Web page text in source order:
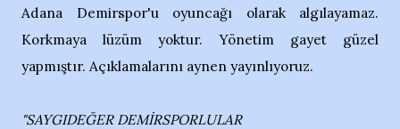
Adana Demirspor'u oyuncağı olarak algılayamaz.
Korkmaya lüzüm yoktur. Yönetim gayet güzel
yapmıştır. Açıklamalarını aynen yayınlıyoruz.
"SAYGIDEĞER DEMİRSPORLULAR